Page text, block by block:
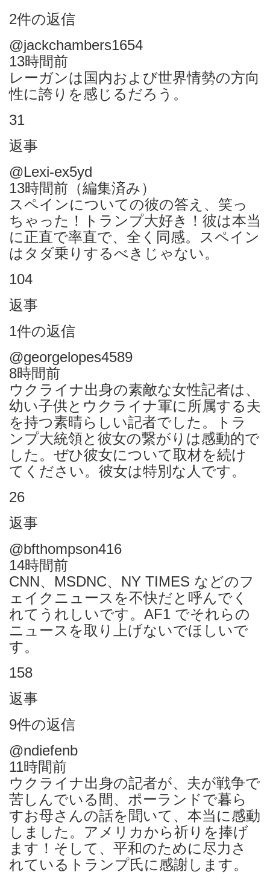
2件の返信
@jackchambers1654
13時間前
レーガンは国内および世界情勢の方向
性に誇りを感じるだろう。
31
返事
@Lexi-ex5yd
13時間前（編集済み）
スペインについての彼の答え、笑っ
ちゃった！トランプ大好き！彼は本当
に正直で率直で、全く同感。スペイン
はタダ乗りするべきじゃない。
104
返事
1件の返信
@georgelopes4589
8時間前
ウクライナ出身の素敵な女性記者は、
幼い子供とウクライナ軍に所属する夫
を持つ素晴らしい記者でした。トラ
ンプ大統領と彼女の繋がりは感動的で
した。ぜひ彼女について取材を続け
てください。彼女は特別な人です。
26
返事
@bfthompson416
14時間前
CNN、MSDNC、NY TIMES などのフ
ェイクニュースを不快だと呼んでく
れてうれしいです。AF1 でそれらの
ニュースを取り上げないでほしいで
す。
158
返事
9件の返信
@ndiefenb
11時間前
ウクライナ出身の記者が、夫が戦争で
苦しんでいる間、ポーランドで暮ら
すお母さんの話を聞いて、本当に感動
しました。アメリカから祈りを捧げ
ます！そして、平和のために尽力さ
れているトランプ氏に感謝します。